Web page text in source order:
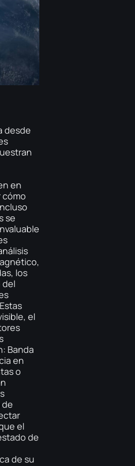
desde
en
cómo
se
los
del
el
Banda
en
o
el
de
de su